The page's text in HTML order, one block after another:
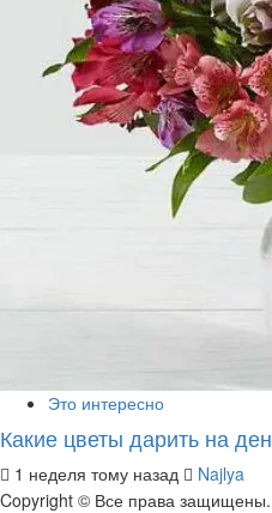
Это интересно
Какие цветы дарить на
1 неделя тому назад
Najlya
Copyright © Все права защищены.